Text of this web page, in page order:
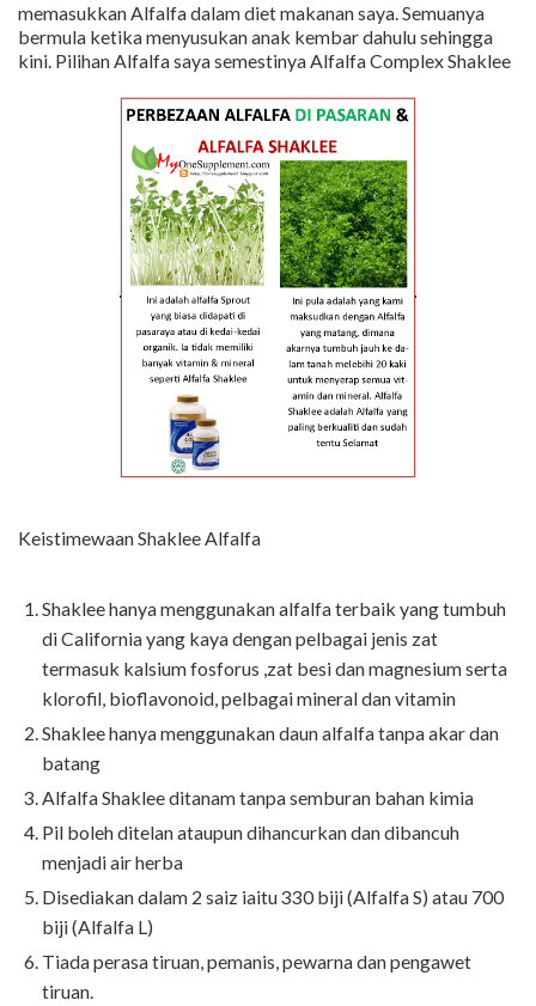
memasukkan Alfalfa dalam diet makanan saya. Semuanya
bermula ketika menyusukan anak kembar dahulu sehingga
kini. Pilihan Alfalfa saya semestinya Alfalfa Complex Shaklee
Keistimewaan Shaklee Alfalfa
Shaklee hanya menggunakan alfalfa terbaik yang tumbuh
di California yang kaya dengan pelbagai jenis zat
termasuk kalsium fosforus ,zat besi dan magnesium serta
klorofil, bioflavonoid, pelbagai mineral dan vitamin
Shaklee hanya menggunakan daun alfalfa tanpa akar dan
batang
Alfalfa Shaklee ditanam tanpa semburan bahan kimia
Pil boleh ditelan ataupun dihancurkan dan dibancuh
menjadi air herba
Disediakan dalam 2 saiz iaitu 330 biji (Alfalfa S) atau 700
biji (Alfalfa L)
Tiada perasa tiruan, pemanis, pewarna dan pengawet
tiruan.